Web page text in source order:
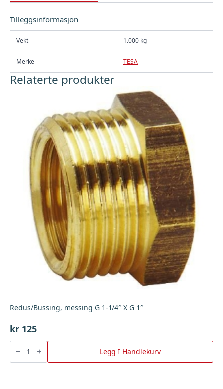
Tilleggsinformasjon
Vekt 1.000 kg
Merke TESA
Relaterte produkter
Redus/Bussing, messing G 1-1/4″ X G 1″
kr 125
Redus/Bussing,
messing
1-
Legg I Handlekurv